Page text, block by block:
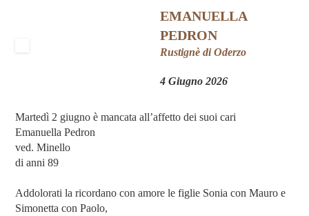
EMANUELLA
PEDRON
Rustignè di Oderzo
4 Giugno 2026
Martedì 2 giugno è mancata all’affetto dei suoi cari
Emanuella Pedron
ved. Minello
di anni 89
Addolorati la ricordano con amore le figlie Sonia con Mauro e
Simonetta con Paolo,